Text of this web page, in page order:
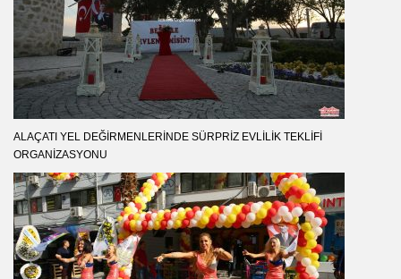
ALAÇATI YEL DEĞIRMENLERINDE SÜRPRIZ EVLILIK TEKLIFI
ORGANIZASYONU